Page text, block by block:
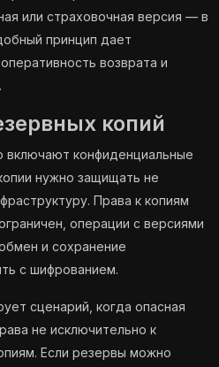
или страховочная версия — в
принцип дает
возврата и
копий
конфиденциальные
нужно защищать не
Права к копиям
операции с версиями
и сохранение
с шифрованием.
сценарий, когда опасная
не исключительно к
Если резервы можно